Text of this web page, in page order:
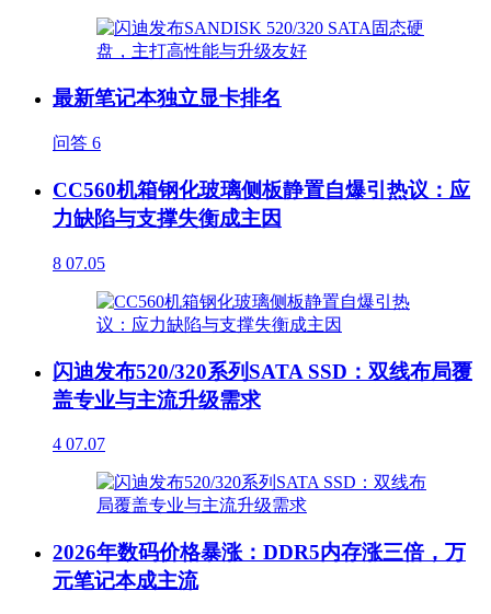
最新笔记本独立显卡排名
问答 6
CC560机箱钢化玻璃侧板静置自爆引热议：应
力缺陷与支撑失衡成主因
8 07.05
闪迪发布520/320系列SATA SSD：双线布局覆
盖专业与主流升级需求
4 07.07
2026年数码价格暴涨：DDR5内存涨三倍，万
元笔记本成主流